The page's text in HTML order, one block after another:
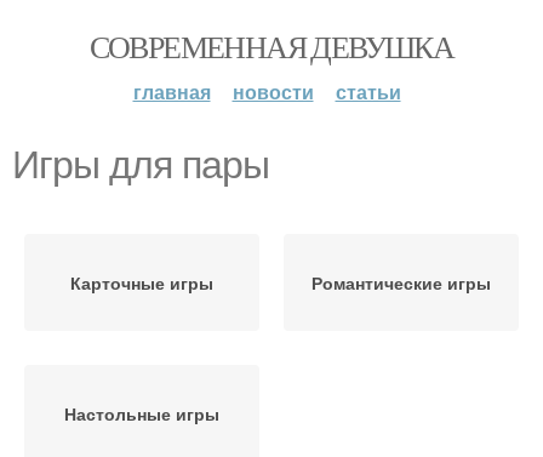
СОВРЕМЕННАЯ ДЕВУШКА
главная новости статьи
Игры для пары
Карточные игры Романтические игры
Настольные игры